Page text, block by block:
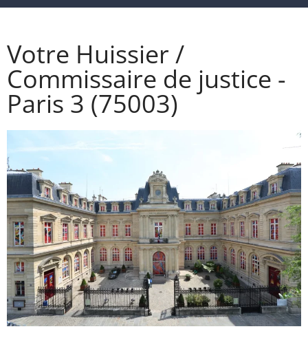
Votre Huissier /
Commissaire de justice -
Paris 3 (75003)